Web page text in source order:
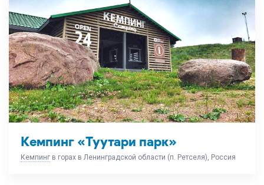
Кемпинг «Туутари парк»
Кемпинг в горах в Ленинградской области (п. Ретселя), Россия